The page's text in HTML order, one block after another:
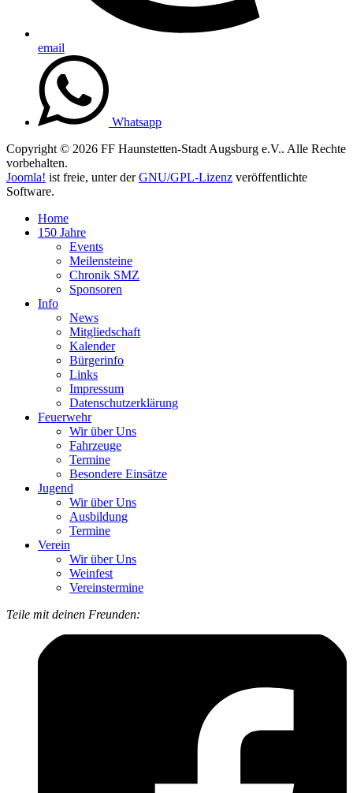
email
Whatsapp
Copyright © 2026 FF Haunstetten-Stadt Augsburg e.V.. Alle Rechte
vorbehalten.
Joomla! ist freie, unter derGNU/GPL-Lizenz veröffentlichte
Software.
Home
150 Jahre
Events
Meilensteine
Chronik SMZ
Sponsoren
Info
News
Mitgliedschaft
Kalender
Bürgerinfo
Links
Impressum
Datenschutzerklärung
Feuerwehr
Wir über Uns
Fahrzeuge
Termine
Besondere Einsätze
Jugend
Wir über Uns
Ausbildung
Termine
Verein
Wir über Uns
Weinfest
Vereinstermine
Teile mit deinen Freunden: